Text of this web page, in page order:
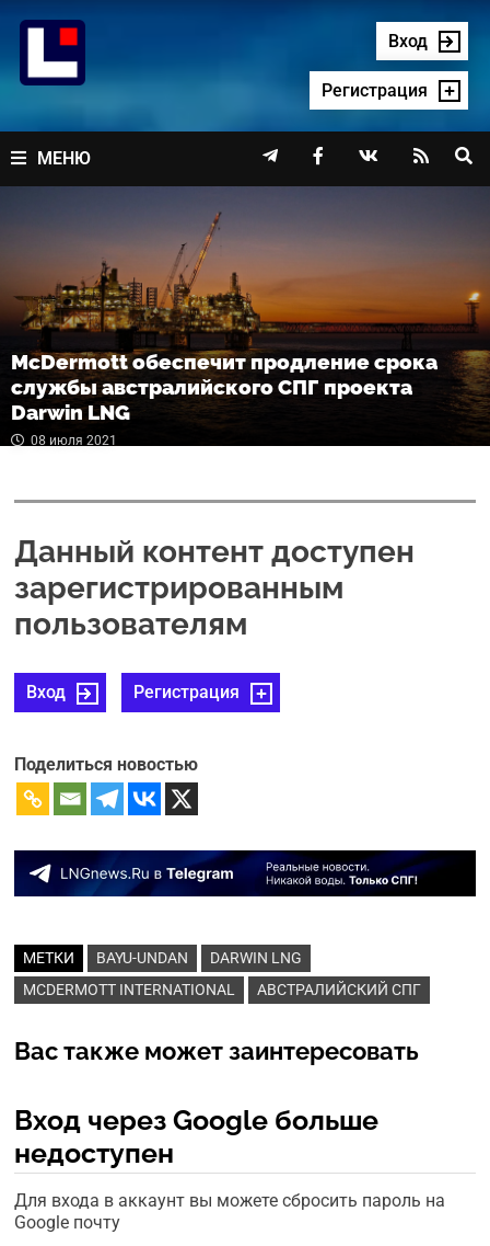
содержимому
Вход
Регистрация
МЕНЮ    
McDermott обеспечит продление срока
службы австралийского СПГ проекта
Darwin LNG
08 июля 2021
Данный контент доступен
зарегистрированным
пользователям
Вход Регистрация
Поделиться новостью
МЕТКИ BAYU-UNDAN
DARWIN LNG
MCDERMOTT INTERNATIONAL
АВСТРАЛИЙСКИЙ СПГ
Вас также может заинтересовать
Вход через Google больше
недоступен
Для входа в аккаунт вы можете сбросить пароль на
Google почту